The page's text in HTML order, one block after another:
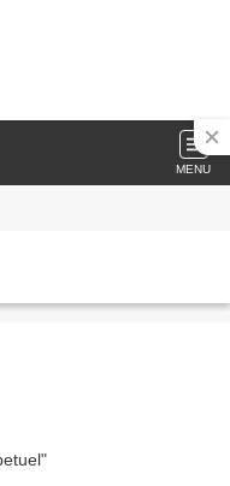
MENU